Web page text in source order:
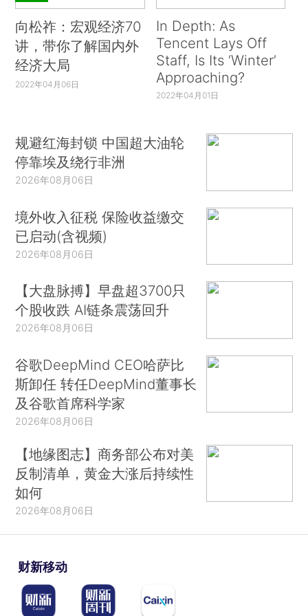
向松祚：宏观经济70
讲，带你了解国内外
经济大局
2022年04月06日
In Depth: As
Tencent Lays Off
Staff, Is Its ‘Winter’
Approaching?
2022年04月01日
规避红海封锁 中国超大油轮
停靠埃及绕行非洲
2026年08月06日
境外收入征税 保险收益缴交
已启动(含视频)
2026年08月06日
【大盘脉搏】早盘超3700只
个股收跌 AI链条震荡回升
2026年08月06日
谷歌DeepMind CEO哈萨比
斯卸任 转任DeepMind董事长
及谷歌首席科学家
2026年08月06日
【地缘图志】商务部公布对美
反制清单，黄金大涨后持续性
如何
2026年08月06日
财新移动